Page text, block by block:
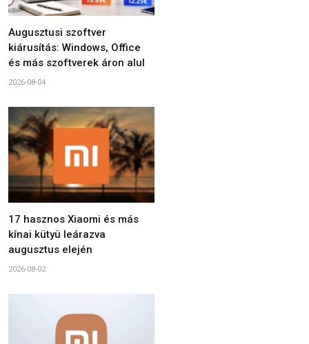
Augusztusi szoftver
kiárusítás: Windows, Office
és más szoftverek áron alul
2026-08-04
17 hasznos Xiaomi és más
kínai kütyü leárazva
augusztus elején
2026-08-02